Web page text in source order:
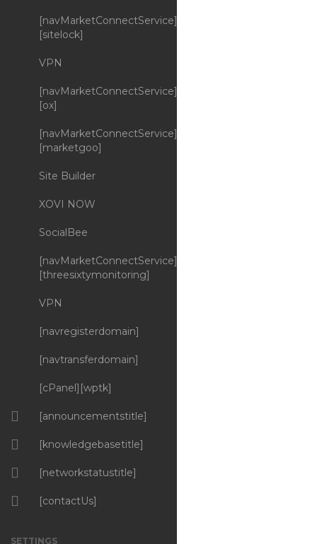
[navMarketConnectService]
[sitelock]
VPN
[navMarketConnectService]
[ox]
[navMarketConnectService]
[marketgoo]
Site Builder
XOVI NOW
SocialBee
[navMarketConnectService]
[threesixtymonitoring]
VPN
[navregisterdomain]
[navtransferdomain]
[cPanel][wptk]
[announcementstitle]
[knowledgebasetitle]
[networkstatustitle]
[contactUs]
SETTINGS